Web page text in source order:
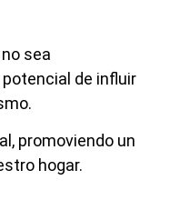
sea
de influir
promoviendo un
hogar.